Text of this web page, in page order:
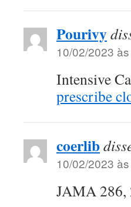
Pourivy
10/02/2023
Intensive
prescribe
coerlib
10/02/2023
JAMA 286,